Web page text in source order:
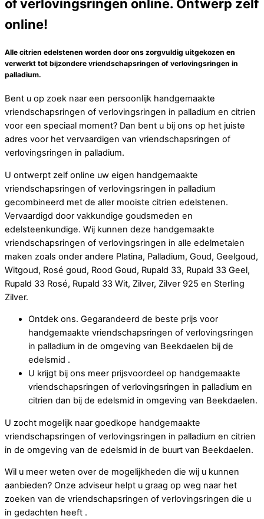
of verlovingsringen online. Ontwerp zelf
online!
Alle citrien edelstenen worden door ons zorgvuldig uitgekozen en
verwerkt tot bijzondere vriendschapsringen of verlovingsringen in
palladium.
Bent u op zoek naar een persoonlijk handgemaakte
vriendschapsringen of verlovingsringen in palladium en citrien
voor een speciaal moment? Dan bent u bij ons op het juiste
adres voor het vervaardigen van vriendschapsringen of
verlovingsringen in palladium.
U ontwerpt zelf online uw eigen handgemaakte
vriendschapsringen of verlovingsringen in palladium
gecombineerd met de aller mooiste citrien edelstenen.
Vervaardigd door vakkundige goudsmeden en
edelsteenkundige. Wij kunnen deze handgemaakte
vriendschapsringen of verlovingsringen in alle edelmetalen
maken zoals onder andere Platina, Palladium, Goud, Geelgoud,
Witgoud, Rosé goud, Rood Goud, Rupald 33, Rupald 33 Geel,
Rupald 33 Rosé, Rupald 33 Wit, Zilver, Zilver 925 en Sterling
Zilver.
Ontdek ons. Gegarandeerd de beste prijs voor
handgemaakte vriendschapsringen of verlovingsringen
in palladium in de omgeving van Beekdaelen bij de
edelsmid .
U krijgt bij ons meer prijsvoordeel op handgemaakte
vriendschapsringen of verlovingsringen in palladium en
citrien dan bij de edelsmid in omgeving van Beekdaelen.
U zocht mogelijk naar goedkope handgemaakte
vriendschapsringen of verlovingsringen in palladium en citrien
in de omgeving van de edelsmid in de buurt van Beekdaelen.
Wil u meer weten over de mogelijkheden die wij u kunnen
aanbieden? Onze adviseur helpt u graag op weg naar het
zoeken van de vriendschapsringen of verlovingsringen die u
in gedachten heeft .